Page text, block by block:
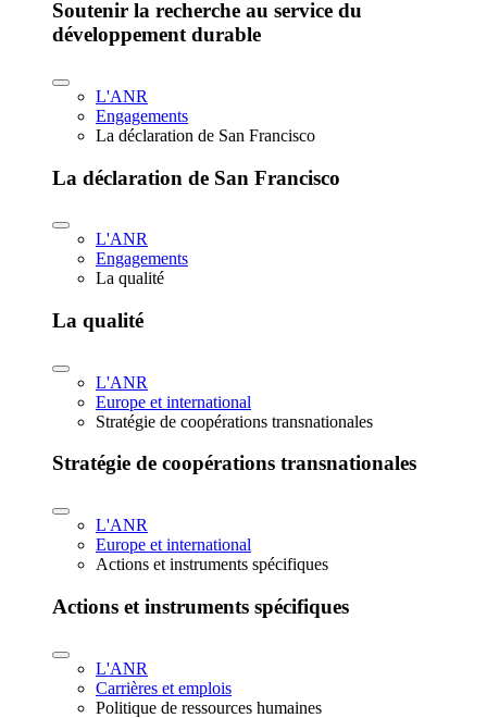
Soutenir la recherche au service du
développement durable
L'ANR
Engagements
La déclaration de San Francisco
La déclaration de San Francisco
L'ANR
Engagements
La qualité
La qualité
L'ANR
Europe et international
Stratégie de coopérations transnationales
Stratégie de coopérations transnationales
L'ANR
Europe et international
Actions et instruments spécifiques
Actions et instruments spécifiques
L'ANR
Carrières et emplois
Politique de ressources humaines